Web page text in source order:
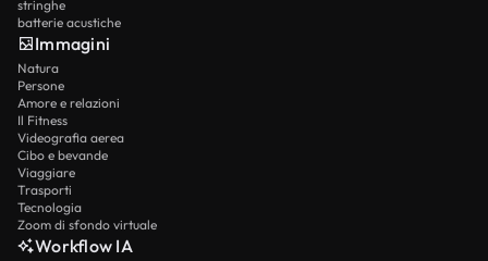
stringhe
batterie acustiche
Immagini
Natura
Persone
Amore e relazioni
Il Fitness
Videografia aerea
Cibo e bevande
Viaggiare
Trasporti
Tecnologia
Zoom di sfondo virtuale
Workflow IA